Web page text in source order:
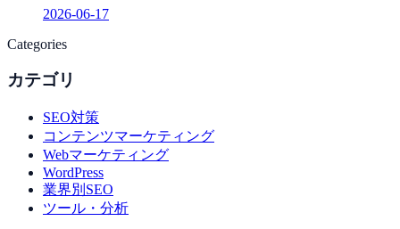
2026-06-17
Categories
カテゴリ
SEO対策
コンテンツマーケティング
Webマーケティング
WordPress
業界別SEO
ツール・分析